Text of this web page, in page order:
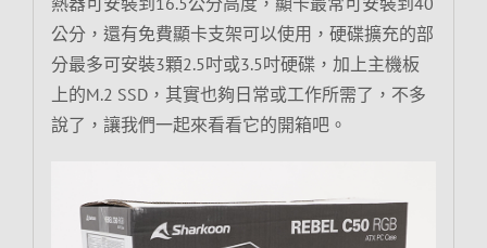
公分，還有免費顯卡支架可以使用，硬碟擴充的部
分最多可安裝3顆2.5吋或3.5吋硬碟，加上主機板
上的M.2 SSD，其實也夠日常或工作所需了，不多
說了，讓我們一起來看看它的開箱吧。